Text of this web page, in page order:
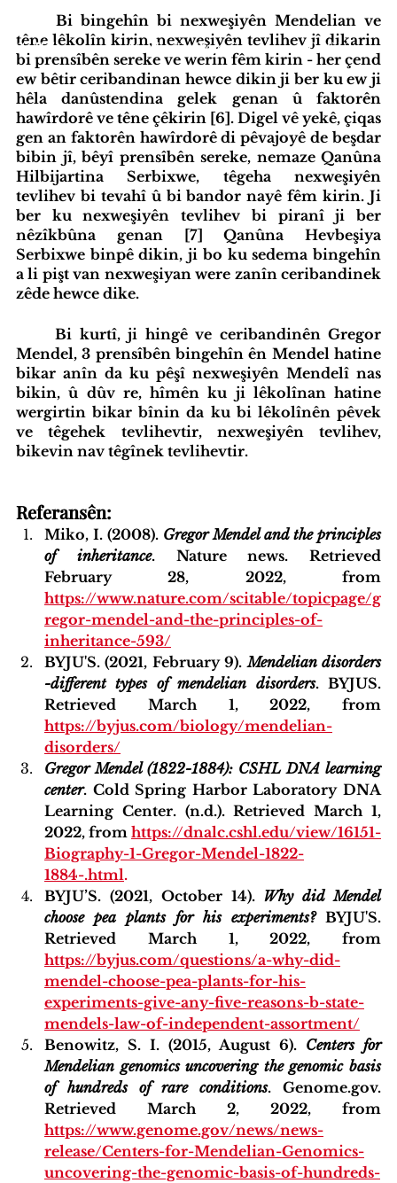
têne lêkolîn kirin, nexweşiyên tevlihev jî dikarin
bi prensîbên sereke ve werin fêm kirin - her çend
ew bêtir ceribandinan hewce dikin ji ber ku ew ji
hêla danûstendina gelek genan û faktorên
hawîrdorê ve têne çêkirin [6]. Digel vê yekê, çiqas
gen an faktorên hawîrdorê di pêvajoyê de beşdar
bibin jî, bêyî prensîbên sereke, nemaze Qanûna
Hilbijartina Serbixwe, têgeha nexweşiyên
tevlihev bi tevahî û bi bandor nayê fêm kirin. Ji
ber ku nexweşiyên tevlihev bi piranî ji ber
nêzîkbûna genan [7] Qanûna Hevbeşiya
Serbixwe binpê dikin, ji bo ku sedema bingehîn
a li pişt van nexweşiyan were zanîn ceribandinek
zêde hewce dike.
Mendel, 3 prensîbên bingehîn ên Mendel hatine
bikar anîn da ku pêşî nexweşiyên Mendelî nas
bikin, û dûv re, hîmên ku ji lêkolînan hatine
wergirtin bikar bînin da ku bi lêkolînên pêvek
ve têgehek tevlihevtir, nexweşiyên tevlihev,
bikevin nav têgînek tevlihevtir.
Referansên:
Miko, I. (2008). Gregor Mendel and the principles
of inheritance. Nature news. Retrieved
https://www.nature.com/scitable/topicpage/g
regor-mendel-and-the-principles-of-
inheritance-593/
BYJU'S. (2021, February 9). Mendelian disorders
-different types of mendelian disorders. BYJUS.
Retrieved March 1, 2022, from
https://byjus.com/biology/mendelian-
disorders/
Gregor Mendel (1822-1884): CSHL DNA learning
center. Cold Spring Harbor Laboratory DNA
Learning Center. (n.d.). Retrieved March 1,
2022, from https://dnalc.cshl.edu/view/16151-
Biography-1-Gregor-Mendel-1822-
1884-.html.
BYJU’S. (2021, October 14). Why did Mendel
choose pea plants for his experiments? BYJU'S.
https://byjus.com/questions/a-why-did-
mendel-choose-pea-plants-for-his-
experiments-give-any-five-reasons-b-state-
mendels-law-of-independent-assortment/
Benowitz, S. I. (2015, August 6). Centers for
Mendelian genomics uncovering the genomic basis
of hundreds of rare conditions. Genome.gov.
https://www.genome.gov/news/news-
release/Centers-for-Mendelian-Genomics-
uncovering-the-genomic-basis-of-hundreds-
Hub Standardên Weşanê Tevlî bibin